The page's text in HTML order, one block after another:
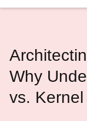
Why
vs.